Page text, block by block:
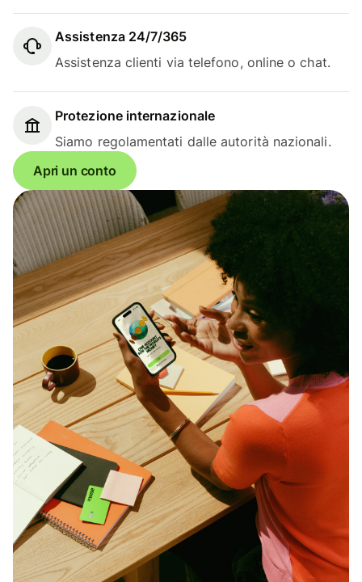
Assistenza 24/7/365
Assistenza clienti via telefono, online o chat.
Protezione internazionale
Siamo regolamentati dalle autorità nazionali.
Apri un conto